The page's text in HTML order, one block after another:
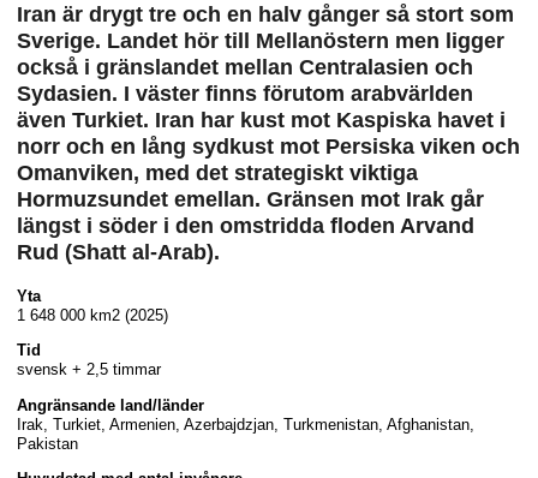
Iran är drygt tre och en halv gånger så stort som
Sverige. Landet hör till Mellanöstern men ligger
också i gränslandet mellan Centralasien och
Sydasien. I väster finns förutom arabvärlden
även Turkiet. Iran har kust mot Kaspiska havet i
norr och en lång sydkust mot Persiska viken och
Omanviken, med det strategiskt viktiga
Hormuzsundet emellan. Gränsen mot Irak går
längst i söder i den omstridda floden Arvand
Rud (Shatt al-Arab).
Yta
1 648 000 km2 (2025)
Tid
svensk + 2,5 timmar
Angränsande land/länder
Irak, Turkiet, Armenien, Azerbajdzjan, Turkmenistan, Afghanistan,
Pakistan